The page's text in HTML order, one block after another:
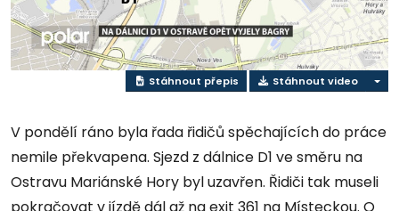
video
Stáhnout přepis Stáhnout video
V pondělí ráno byla řada řidičů spěchajících do práce
nemile překvapena. Sjezd z dálnice D1 ve směru na
Ostravu Mariánské Hory byl uzavřen. Řidiči tak museli